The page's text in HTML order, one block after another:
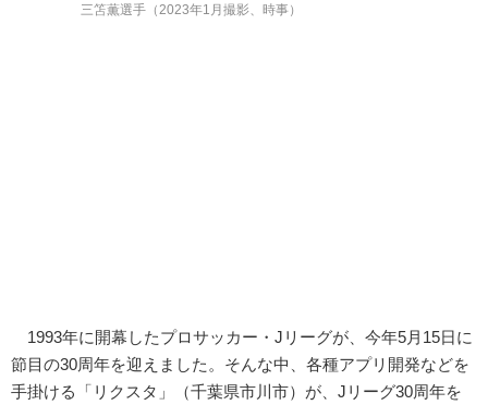
三笘薫選手（2023年1月撮影、時事）
1993年に開幕したプロサッカー・Jリーグが、今年5月15日に
節目の30周年を迎えました。そんな中、各種アプリ開発などを
手掛ける「リクスタ」（千葉県市川市）が、Jリーグ30周年を